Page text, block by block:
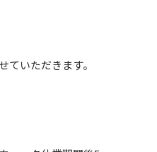
いただきます。